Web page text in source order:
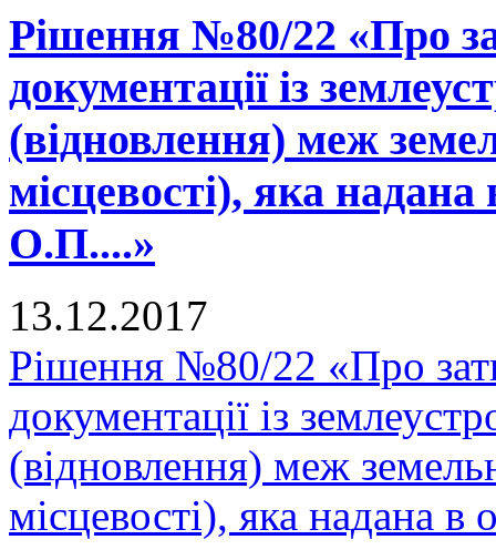
Рішення №80/22 «Про
документації із
(відновлення) меж
місцевості), яка
О.П....»
13.12.2017
Рішення №80/22 «Про
документації із
(відновлення) меж
місцевості), яка надана